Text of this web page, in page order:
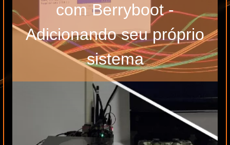
com Berryboot -
Adicionando seu próprio
sistema